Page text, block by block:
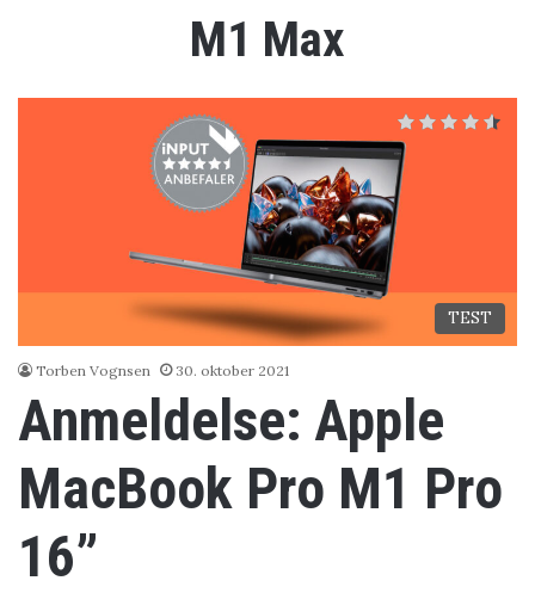
M1 Max
TEST
Torben Vognsen 30. oktober 2021
Anmeldelse: Apple
MacBook Pro M1 Pro
16”